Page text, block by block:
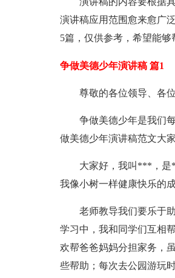
演讲稿应用范围愈来愈广
5篇，仅供参考，希望能够
争做美德少年演讲稿 篇1
尊敬的各位领导、各
争做美德少年是我们
做美德少年演讲稿范文大
大家好，我叫 ***，是*
我像小树一样健康快乐的
老师教导我们要乐于
学习中，我和同学们互相
欢帮爸爸妈妈分担家务，
些帮助；每次去公园游玩